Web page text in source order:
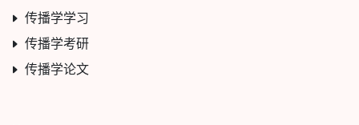
传播学学习
传播学考研
传播学论文